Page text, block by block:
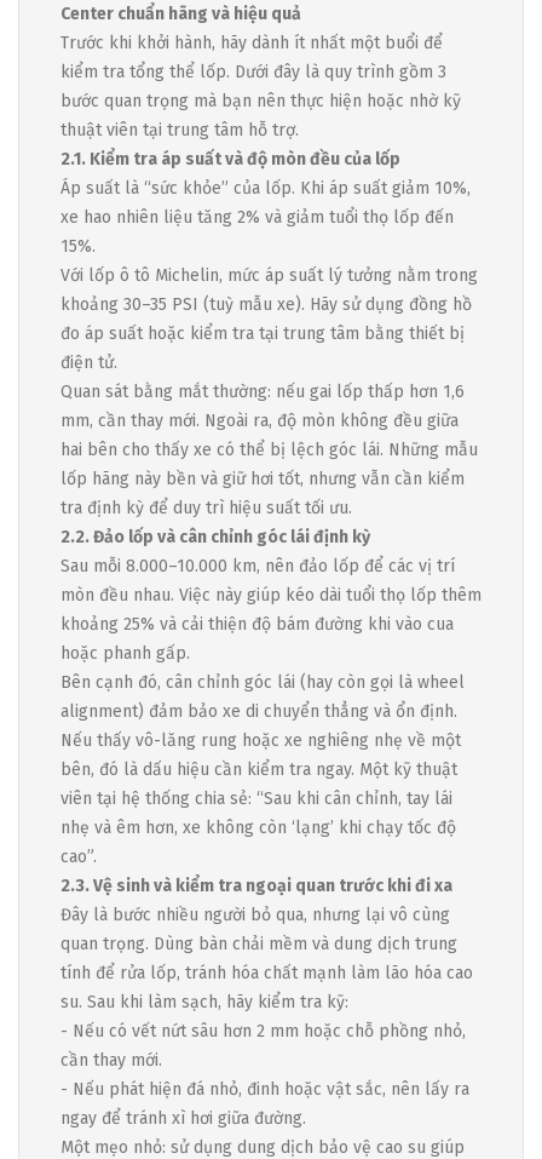
Center chuẩn hãng và hiệu quả
Trước khi khởi hành, hãy dành ít nhất một buổi để
kiểm tra tổng thể lốp. Dưới đây là quy trình gồm 3
bước quan trọng mà bạn nên thực hiện hoặc nhờ kỹ
thuật viên tại trung tâm hỗ trợ.
2.1. Kiểm tra áp suất và độ mòn đều của lốp
Áp suất là “sức khỏe” của lốp. Khi áp suất giảm 10%,
xe hao nhiên liệu tăng 2% và giảm tuổi thọ lốp đến
15%.
Với lốp ô tô Michelin, mức áp suất lý tưởng nằm trong
khoảng 30–35 PSI (tuỳ mẫu xe). Hãy sử dụng đồng hồ
đo áp suất hoặc kiểm tra tại trung tâm bằng thiết bị
điện tử.
Quan sát bằng mắt thường: nếu gai lốp thấp hơn 1,6
mm, cần thay mới. Ngoài ra, độ mòn không đều giữa
hai bên cho thấy xe có thể bị lệch góc lái. Những mẫu
lốp hãng này bền và giữ hơi tốt, nhưng vẫn cần kiểm
tra định kỳ để duy trì hiệu suất tối ưu.
2.2. Đảo lốp và cân chỉnh góc lái định kỳ
Sau mỗi 8.000–10.000 km, nên đảo lốp để các vị trí
mòn đều nhau. Việc này giúp kéo dài tuổi thọ lốp thêm
khoảng 25% và cải thiện độ bám đường khi vào cua
hoặc phanh gấp.
Bên cạnh đó, cân chỉnh góc lái (hay còn gọi là wheel
alignment) đảm bảo xe di chuyển thẳng và ổn định.
Nếu thấy vô-lăng rung hoặc xe nghiêng nhẹ về một
bên, đó là dấu hiệu cần kiểm tra ngay. Một kỹ thuật
viên tại hệ thống chia sẻ: “Sau khi cân chỉnh, tay lái
nhẹ và êm hơn, xe không còn ‘lạng’ khi chạy tốc độ
cao”.
2.3. Vệ sinh và kiểm tra ngoại quan trước khi đi xa
Đây là bước nhiều người bỏ qua, nhưng lại vô cùng
quan trọng. Dùng bàn chải mềm và dung dịch trung
tính để rửa lốp, tránh hóa chất mạnh làm lão hóa cao
su. Sau khi làm sạch, hãy kiểm tra kỹ:
- Nếu có vết nứt sâu hơn 2 mm hoặc chỗ phồng nhỏ,
cần thay mới.
- Nếu phát hiện đá nhỏ, đinh hoặc vật sắc, nên lấy ra
ngay để tránh xì hơi giữa đường.
Một mẹo nhỏ: sử dụng dung dịch bảo vệ cao su giúp